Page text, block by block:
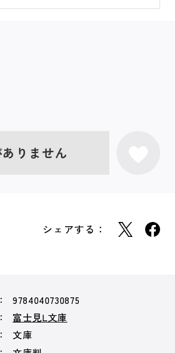
りません
シェアする：
9784040730875
富士見L文庫
文庫